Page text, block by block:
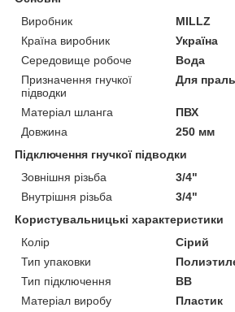
Виробник
MILLZ
Країна виробник
Україна
Середовище робоче
Вода
Призначення гнучкої
підводки
Для
Матеріал шланга
ПВХ
Довжина
250 мм
Підключення гнучкої підводки
Зовнішня різьба
3/4"
Внутрішня різьба
3/4"
Користувальницькі характеристики
Колір
Сірий
Тип упаковки
Тип підключення
ВВ
Матеріал виробу
Пластик